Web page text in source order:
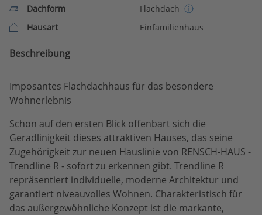
Dachform
Flachdach
Hausart
Einfamilienhaus
Beschreibung
Imposantes Flachdachhaus für das besondere
Wohnerlebnis
Schon auf den ersten Blick offenbart sich die
Geradlinigkeit dieses attraktiven Hauses, das seine
Zugehörigkeit zur neuen Hauslinie von RENSCH-HAUS -
Trendline R - sofort zu erkennen gibt. Trendline R
repräsentiert individuelle, moderne Architektur und
garantiert niveauvolles Wohnen. Charakteristisch für
das außergewöhnliche Konzept ist die markante,